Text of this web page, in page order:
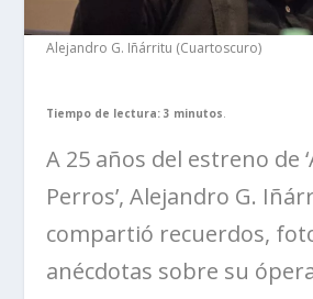
Alejandro G. Iñárritu (Cuartoscuro)
Tiempo de lectura: 3 minutos
A 25 años del estreno de
Perros’, Alejandro G.
compartió recuerdos,
anécdotas sobre su